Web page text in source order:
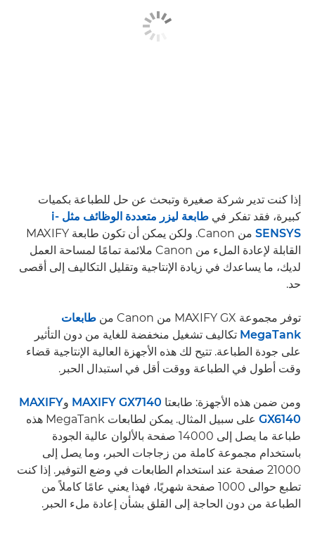
إذا كنت تدير شركة صغيرة وتبحث عن حل للطباعة بكميات
كبيرة، فقد تفكر في
طابعة ليزر متعددة الوظائف مثل i-
SENSYS
من Canon. ولكن يمكن أن تكون طابعة MAXIFY
القابلة لإعادة الملء من Canon ملائمة تمامًا لمساحة العمل
لديك، ما يساعدك في زيادة الإنتاجية وتقليل التكاليف إلى أقصى
حد.
توفر مجموعة MAXIFY GX من Canon من
طابعات
MegaTank تكاليف تشغيل منخفضة للغاية من دون التأثير
على جودة الطباعة. تتيح لك هذه الأجهزة العالية الإنتاجية قضاء
وقت أطول في الطباعة ووقت أقل في استبدال الحبر.
ومن ضمن هذه الأجهزة: طابعتا MAXIFY GX7140 وMAXIFY
GX6140
على سبيل المثال. يمكن لطابعات MegaTank هذه
طباعة ما يصل إلى 14000 صفحة بالألوان عالية الجودة
باستخدام مجموعة كاملة من زجاجات الحبر، وما يصل إلى
21000 صفحة عند استخدام الطابعات في وضع التوفير. إذا كنت
تطبع حوالى 1000 صفحة شهريًا، فهذا يعني عامًا كاملاً من
الطباعة من دون الحاجة إلى القلق بشأن إعادة ملء الحبر.